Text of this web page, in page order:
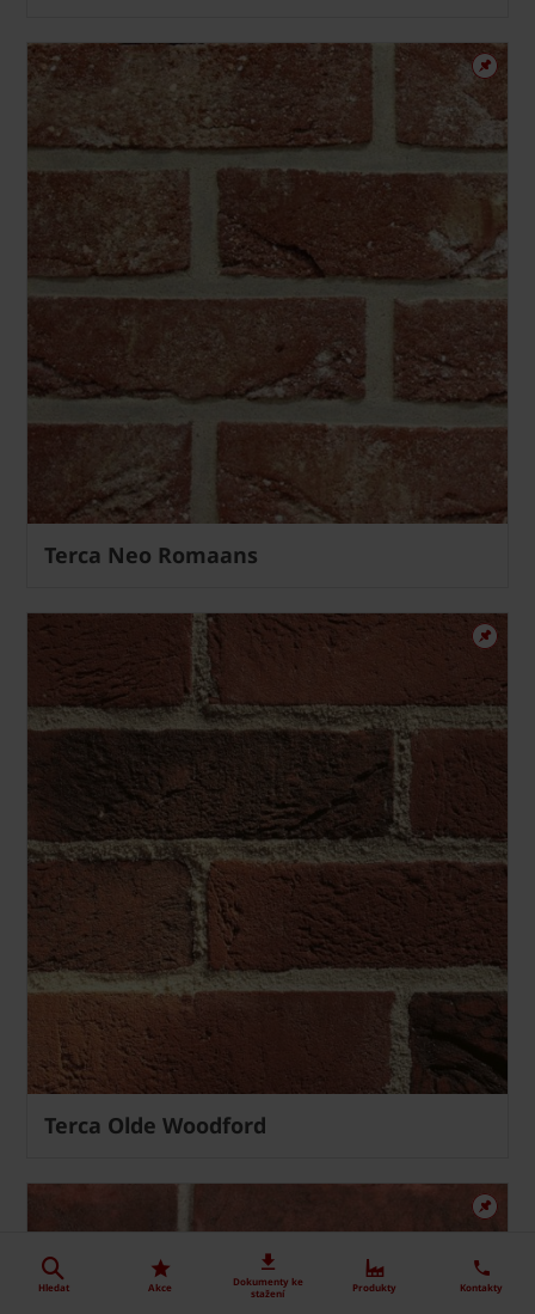
Terca Neo Romaans
Terca Olde Woodford
Hledat Akce
Dokumenty ke
stažení
Produkty Kontakty